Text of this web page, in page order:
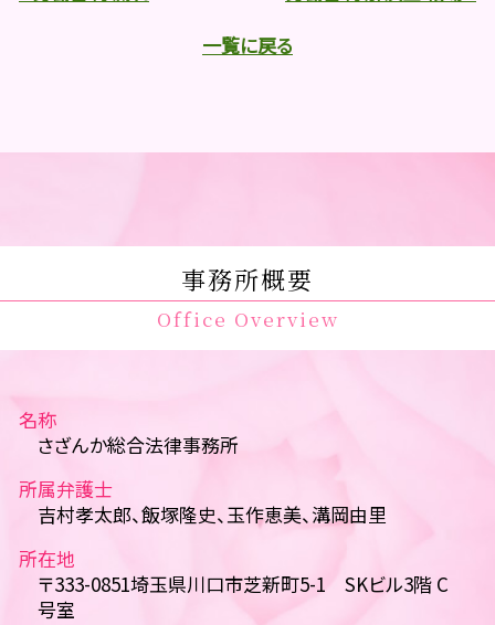
一覧に戻る
事務所概要
Office Overview
名称
さざんか総合法律事務所
所属弁護士
吉村孝太郎、飯塚隆史、玉作恵美、溝岡由里
所在地
〒333-0851埼玉県川口市芝新町5-1 SKビル3階 C
号室